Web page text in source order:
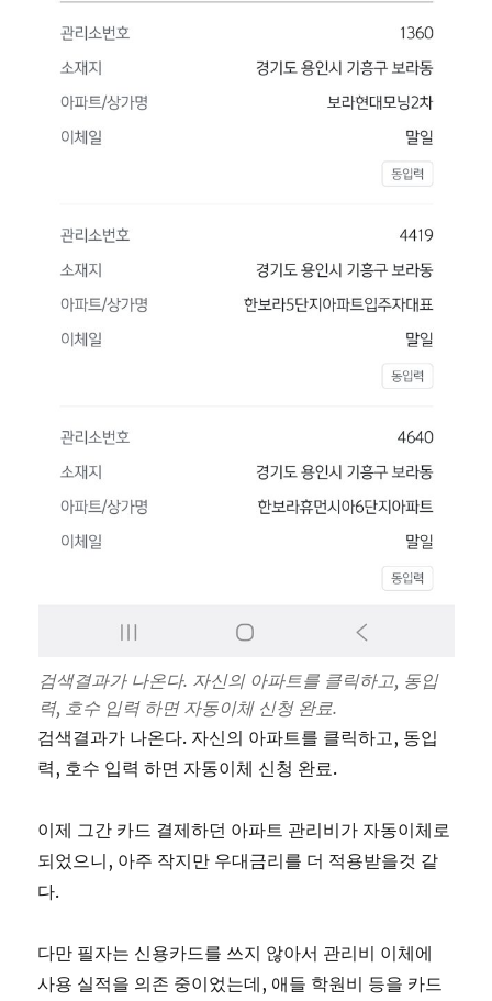
검색결과가 나온다. 자신의 아파트를 클릭하고, 동입
력, 호수 입력 하면 자동이체 신청 완료.
검색결과가 나온다. 자신의 아파트를 클릭하고, 동입
력, 호수 입력 하면 자동이체 신청 완료.
이제 그간 카드 결제하던 아파트 관리비가 자동이체로
되었으니, 아주 작지만 우대금리를 더 적용받을것 같
다.
다만 필자는 신용카드를 쓰지 않아서 관리비 이체에
사용 실적을 의존 중이었는데, 애들 학원비 등을 카드